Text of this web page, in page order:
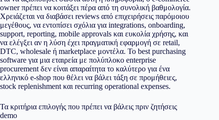
owner πρέπει να κοιτάξει πέρα από τη συνολική βαθμολογία.
Χρειάζεται να διαβάσει reviews από επιχειρήσεις παρόμοιου
μεγέθους, να εντοπίσει σχόλια για integrations, onboarding,
support, reporting, mobile approvals και ευκολία χρήσης, και
να ελέγξει αν η λύση έχει πραγματική εφαρμογή σε retail,
DTC, wholesale ή marketplace μοντέλα. Το best purchasing
software για μια εταιρεία με πολύπλοκο enterprise
procurement δεν είναι απαραίτητα το καλύτερο για ένα
ελληνικό e-shop που θέλει να βάλει τάξη σε προμήθειες,
stock replenishment και recurring operational expenses.
Τα κριτήρια επιλογής που πρέπει να βάλεις πριν ζητήσεις
demo